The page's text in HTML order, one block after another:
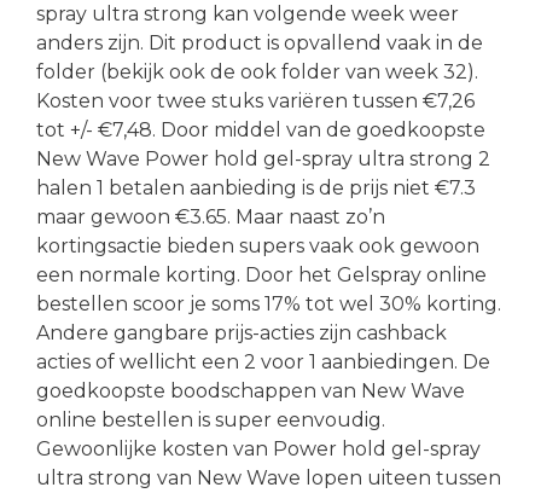
spray ultra strong kan volgende week weer
anders zijn. Dit product is opvallend vaak in de
folder (bekijk ook de ook folder van week 32).
Kosten voor twee stuks variëren tussen €7,26
tot +/- €7,48. Door middel van de goedkoopste
New Wave Power hold gel-spray ultra strong 2
halen 1 betalen aanbieding is de prijs niet €7.3
maar gewoon €3.65. Maar naast zo’n
kortingsactie bieden supers vaak ook gewoon
een normale korting. Door het Gelspray online
bestellen scoor je soms 17% tot wel 30% korting.
Andere gangbare prijs-acties zijn cashback
acties of wellicht een 2 voor 1 aanbiedingen. De
goedkoopste boodschappen van New Wave
online bestellen is super eenvoudig.
Gewoonlijke kosten van Power hold gel-spray
ultra strong van New Wave lopen uiteen tussen